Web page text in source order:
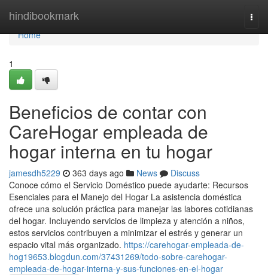
hindibookmark
Home
Home
1
Beneficios de contar con
CareHogar empleada de
hogar interna en tu hogar
jamesdh5229 363 days ago News
Discuss
Conoce cómo el Servicio Doméstico puede ayudarte: Recursos
Esenciales para el Manejo del Hogar La asistencia doméstica
ofrece una solución práctica para manejar las labores cotidianas
del hogar. Incluyendo servicios de limpieza y atención a niños,
estos servicios contribuyen a minimizar el estrés y generar un
espacio vital más organizado. https://carehogar-empleada-de-
hog19653.blogdun.com/37431269/todo-sobre-carehogar-
empleada-de-hogar-interna-y-sus-funciones-en-el-hogar